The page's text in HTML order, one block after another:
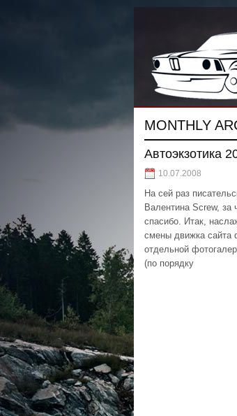
MONTHLY
Автоэкзотика
10.07.2008
На сей раз
Валентина Screw, за
спасибо. Итак,
смены движка сайта
отдельной
(по порядку